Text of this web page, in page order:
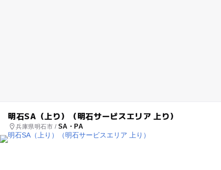
明石SA（上り）（明石サービスエリア 上り）
兵庫県明石市 / SA・PA